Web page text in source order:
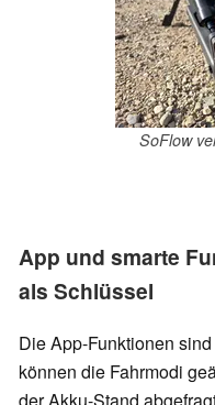
SoFlow
App und smarte
als Schlüssel
Die App-Funktionen
können die Fahrmodi